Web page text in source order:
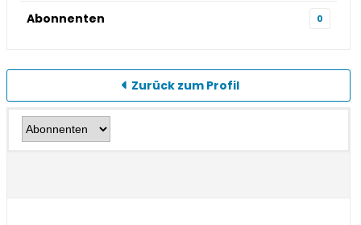
Abonnenten 0
Zurück zum Profil